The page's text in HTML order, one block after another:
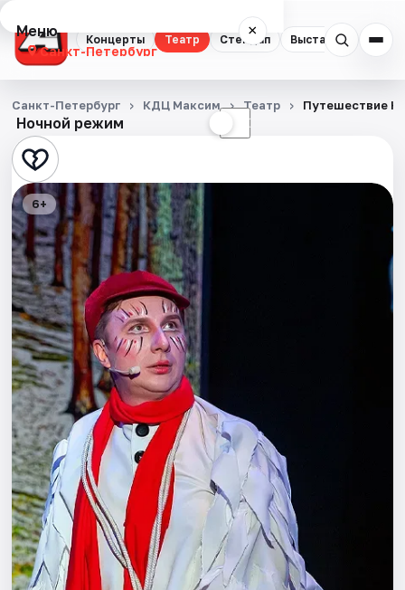
Концерты Театр Стендап Выставки
Меню ×
Санкт-Петербург
Концерты
Театр
Стендап
Выставки
Квесты
Экскурсии
Спорт
События
Города
Площадки
Артисты
Рейтинги
Ночной режим ☾
Санкт-Петербург КДЦ Максим Театр Путешествие
6+